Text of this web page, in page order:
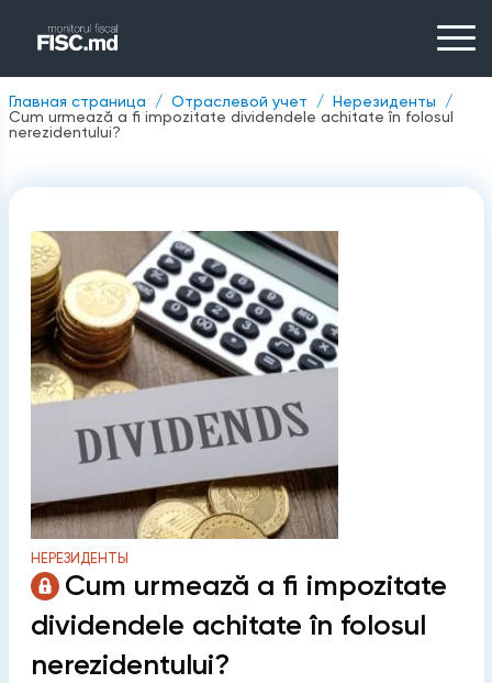
Главная страница Отраслевой учет
Нерезиденты
Cum urmează a fi impozitate dividendele achitate în folosul
nerezidentului?
НЕРЕЗИДЕНТЫ
Cum urmează a fi impozitate
dividendele achitate în folosul
nerezidentului?